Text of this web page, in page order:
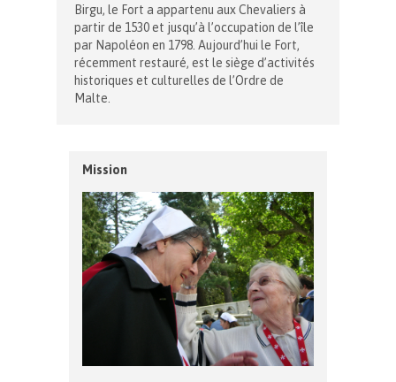
Birgu, le Fort a appartenu aux Chevaliers à
partir de 1530 et jusqu’à l’occupation de l’île
par Napoléon en 1798. Aujourd’hui le Fort,
récemment restauré, est le siège d’activités
historiques et culturelles de l’Ordre de
Malte.
Mission